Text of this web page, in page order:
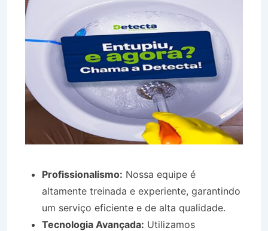
Profissionalismo: Nossa equipe é
altamente treinada e experiente, garantindo
um serviço eficiente e de alta qualidade.
Tecnologia Avançada: Utilizamos